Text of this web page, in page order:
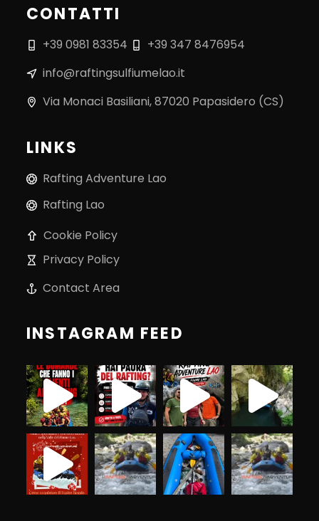
CONTATTI
+39 0981 83354
+39 347 8476954
info@raftingsulfiumelao.it
Via Monaci Basiliani, 87020 Papasidero (CS)
LINKS
Rafting Adventure Lao
Rafting Lao
Cookie Policy
Privacy Policy
Contact Area
INSTAGRAM FEED